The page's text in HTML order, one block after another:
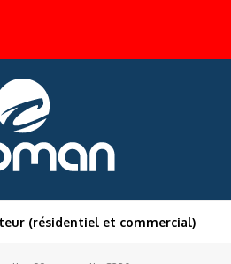
(résidentiel et commercial)